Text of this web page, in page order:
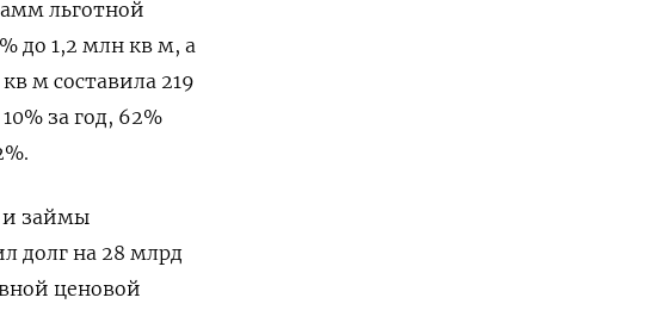
льготной
до 1,2 млн кв м, а
м составила 219
за год, 62%
и займы
долг на 28 млрд
ценовой